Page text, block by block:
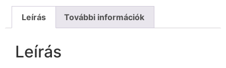
Leírás További információk
Leírás